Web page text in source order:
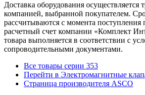
Доставка оборудования осуществляется
компанией, выбранной покупателем.
рассчитываются с момента поступления
расчетный счет компании «Комплект
товара выполняется в соответствии с
сопроводительными документами.
Все товары серии 353
Перейти в Электромагнитные
Страница производителя ASCO